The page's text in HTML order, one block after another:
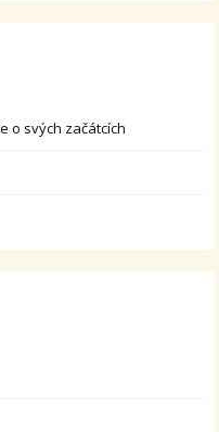
o svých začátcích